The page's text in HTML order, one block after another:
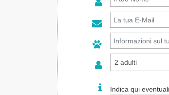
Indica qui